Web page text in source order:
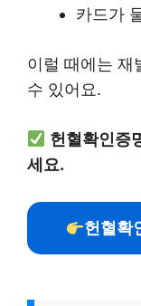
카드가
이럴 때에는 재
수 있어요.
헌혈확인증
세요.
헌혈확